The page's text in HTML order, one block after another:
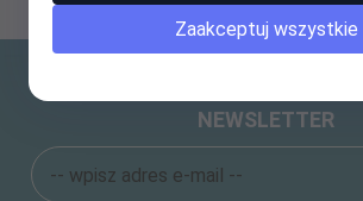
NEWSLETTER
Zaakceptuj wszystkie